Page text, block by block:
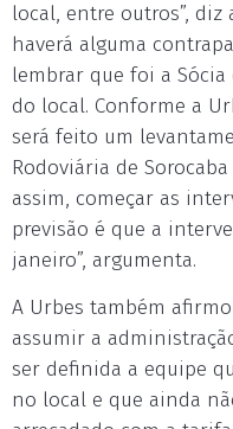
local, entre outros”, diz
haverá alguma
lembrar que foi a
do local. Conforme a
será feito um
Rodoviária de
assim, começar as
previsão é que a
janeiro”, argumenta.
A Urbes também
assumir a
ser definida a equipe
no local e que ainda